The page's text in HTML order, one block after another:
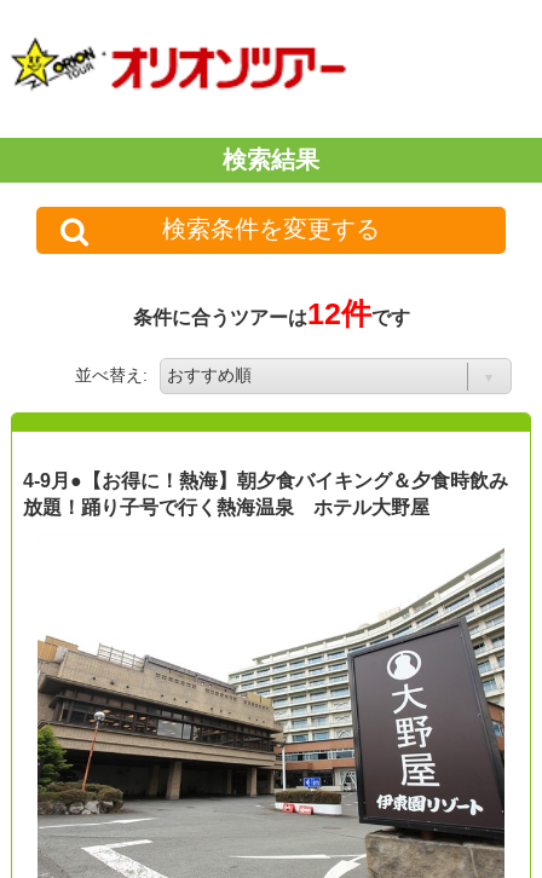
検索結果
検索条件を変更する
条件に合うツアーは12件です
並べ替え:
4-9月●【お得に！熱海】朝夕食バイキング＆夕食時飲み
放題！踊り子号で行く熱海温泉 ホテル大野屋